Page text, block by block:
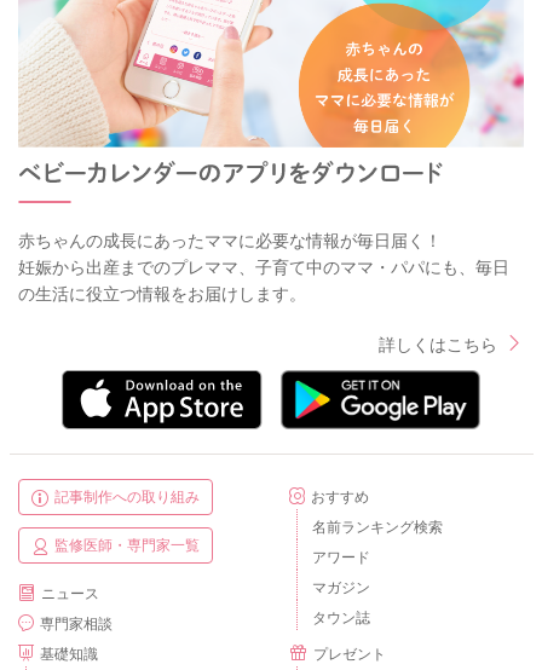
赤ちゃんの成長にあったママに必要な情報が毎日届く！
妊娠から出産までのプレママ、子育て中のママ・パパにも、毎日
の生活に役立つ情報をお届けします。
詳しくはこちら
記事制作への取り組み
監修医師・専門家一覧
ニュース
専門家相談
基礎知識
おすすめ
名前ランキング検索
アワード
マガジン
タウン誌
プレゼント